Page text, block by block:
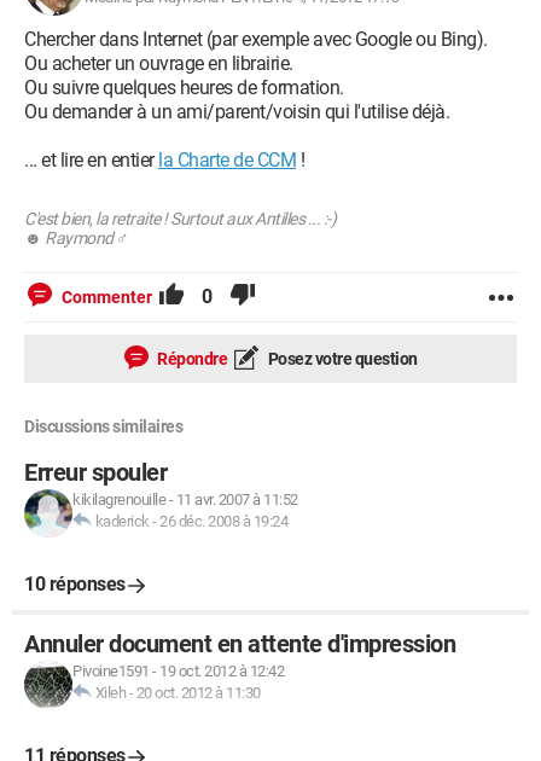
Chercher dans Internet (par exemple avec Google ou Bing).
Ou acheter un ouvrage en librairie.
Ou suivre quelques heures de formation.
Ou demander à un ami/parent/voisin qui l'utilise déjà.
... et lire en entierla Charte de CCM !
C'est bien, la retraite ! Surtout aux Antilles ... :-)
☻ Raymond ♂
Commenter 0
Répondre Posez votre question
Discussions similaires
Erreur spouler
kikilagrenouille- 11 avr. 2007 à 11:52
kaderick -26 déc. 2008 à 19:24
10 réponses
Annuler document en attente d'impression
Pivoine1591 - 19 oct. 2012 à 12:42
Xileh-20 oct. 2012 à 11:30
11 réponses